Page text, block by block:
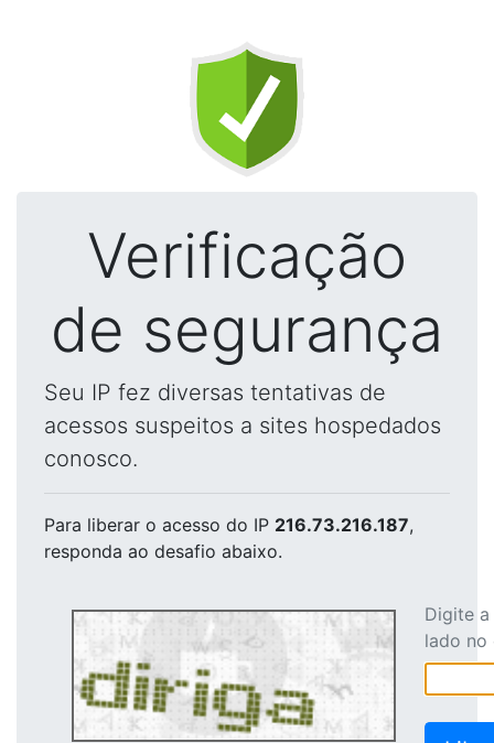
Verificação
de segurança
Seu IP fez diversas tentativas de
acessos suspeitos a sites hospedados
conosco.
Para liberar o acesso do IP 216.73.216.187,
responda ao desafio abaixo.
Digite
lado no